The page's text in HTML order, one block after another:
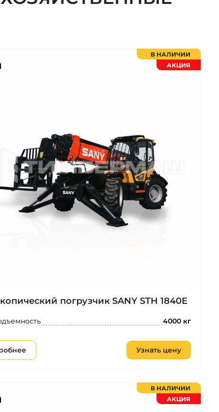
В НАЛИЧИИ
АКЦИЯ
погрузчик SANY STH 1840Е
4000 кг
Узнать цену
В НАЛИЧИИ
АКЦИЯ